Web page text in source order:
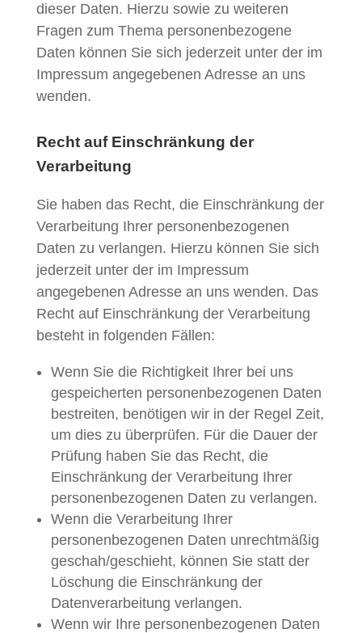
dieser Daten. Hierzu sowie zu weiteren
Fragen zum Thema personenbezogene
Daten können Sie sich jederzeit unter der im
Impressum angegebenen Adresse an uns
wenden.
Recht auf Einschränkung der
Verarbeitung
Sie haben das Recht, die Einschränkung der
Verarbeitung Ihrer personenbezogenen
Daten zu verlangen. Hierzu können Sie sich
jederzeit unter der im Impressum
angegebenen Adresse an uns wenden. Das
Recht auf Einschränkung der Verarbeitung
besteht in folgenden Fällen:
Wenn Sie die Richtigkeit Ihrer bei uns
gespeicherten personenbezogenen Daten
bestreiten, benötigen wir in der Regel Zeit,
um dies zu überprüfen. Für die Dauer der
Prüfung haben Sie das Recht, die
Einschränkung der Verarbeitung Ihrer
personenbezogenen Daten zu verlangen.
Wenn die Verarbeitung Ihrer
personenbezogenen Daten unrechtmäßig
geschah/geschieht, können Sie statt der
Löschung die Einschränkung der
Datenverarbeitung verlangen.
Wenn wir Ihre personenbezogenen Daten